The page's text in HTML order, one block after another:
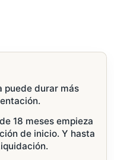
puede durar más
18 meses empieza
de inicio. Y hasta